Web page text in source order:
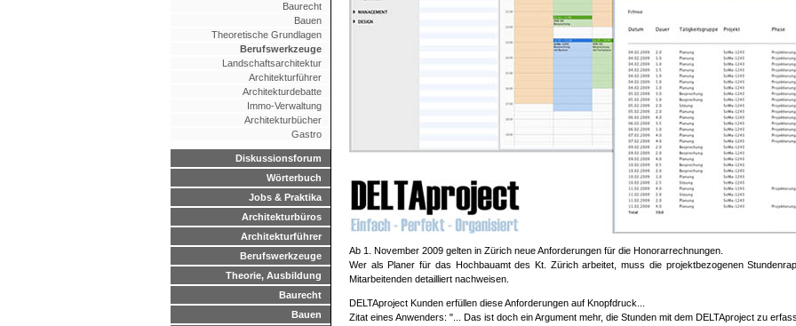
Baurecht
Bauen
Theoretische Grundlagen
Berufswerkzeuge
Landschaftsarchitektur
Architekturführer
Architekturdebatte
Immo-Verwaltung
Architekturbücher
Gastro
Diskussionsforum
Wörterbuch
Jobs & Praktika
Architekturbüros
Architekturführer
Berufswerkzeuge
Theorie, Ausbildung
Baurecht
Bauen
Ab 1. November 2009 gelten in Zürich neue Anforderungen für die Honorarrechnungen.
Wer als Planer für das Hochbauamt des Kt. Zürich arbeitet, muss die projektbezogenen
Mitarbeitenden detailliert nachweisen.
DELTAproject Kunden erfüllen diese Anforderungen auf Knopfdruck...
Zitat eines Anwenders: "... Das ist doch ein Argument mehr, die Stunden mit dem DELTAproject zu